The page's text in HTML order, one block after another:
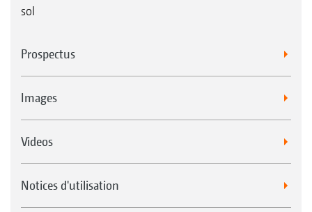
sol
Prospectus
Images
Videos
Notices d'utilisation